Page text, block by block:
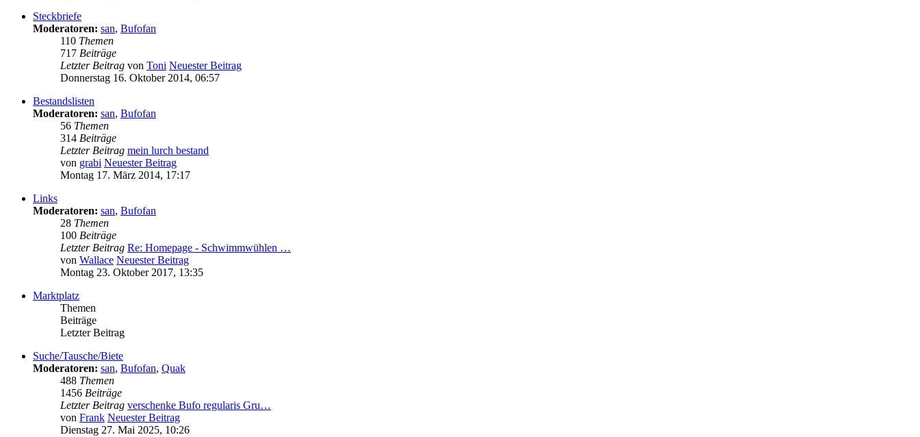
Steckbriefe
Moderatoren: san, Bufofan
110 Themen
717 Beiträge
Letzter Beitrag von Toni Neuester Beitrag
Donnerstag 16. Oktober 2014, 06:57
Bestandslisten
Moderatoren: san, Bufofan
56 Themen
314 Beiträge
Letzter Beitrag mein lurch bestand
von grabi Neuester Beitrag
Montag 17. März 2014, 17:17
Links
Moderatoren: san, Bufofan
28 Themen
100 Beiträge
Letzter Beitrag Re: Homepage - Schwimmwühlen …
von Wallace Neuester Beitrag
Montag 23. Oktober 2017, 13:35
Marktplatz
Themen
Beiträge
Letzter Beitrag
Suche/Tausche/Biete
Moderatoren: san, Bufofan, Quak
488 Themen
1456 Beiträge
Letzter Beitrag verschenke Bufo regularis Gru…
von Frank Neuester Beitrag
Dienstag 27. Mai 2025, 10:26